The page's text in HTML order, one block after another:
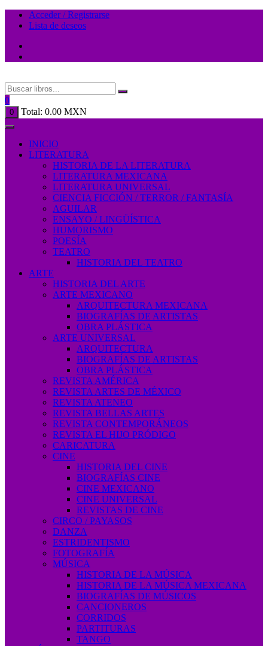
Acceder / Registrarse
Lista de deseos
0
0 Total: 0.00 MXN
INICIO
LITERATURA
HISTORIA DE LA LITERATURA
LITERATURA MEXICANA
LITERATURA UNIVERSAL
CIENCIA FICCIÓN / TERROR / FANTASÍA
AGUILAR
ENSAYO / LINGÜÍSTICA
HUMORISMO
POESÍA
TEATRO
HISTORIA DEL TEATRO
ARTE
HISTORIA DEL ARTE
ARTE MEXICANO
ARQUITECTURA MEXICANA
BIOGRAFÍAS DE ARTISTAS
OBRA PLÁSTICA
ARTE UNIVERSAL
ARQUITECTURA
BIOGRAFÍAS DE ARTISTAS
OBRA PLÁSTICA
REVISTA AMÉRICA
REVISTA ARTES DE MÉXICO
REVISTA ATENEO
REVISTA BELLAS ARTES
REVISTA CONTEMPORÁNEOS
REVISTA EL HIJO PRÓDIGO
CARICATURA
CINE
HISTORIA DEL CINE
BIOGRAFÍAS CINE
CINE MEXICANO
CINE UNIVERSAL
REVISTAS DE CINE
CIRCO / PAYASOS
DANZA
ESTRIDENTISMO
FOTOGRAFÍA
MÚSICA
HISTORIA DE LA MÚSICA
HISTORIA DE LA MÚSICA MEXICANA
BIOGRAFÍAS DE MÚSICOS
CANCIONEROS
CORRIDOS
PARTITURAS
TANGO